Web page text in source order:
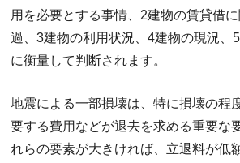
用を必要とする事情、2建物の賃貸借
過、3建物の利用状況、4建物の現況、
に衡量して判断されます。
地震による一部損壊は、特に損壊の程
要する費用などが退去を求める重要な
れらの要素が大きければ、立退料が低